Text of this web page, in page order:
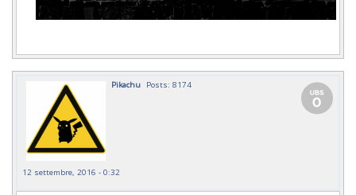
Pikachu Posts: 8174
12 settembre, 2016 - 0:32